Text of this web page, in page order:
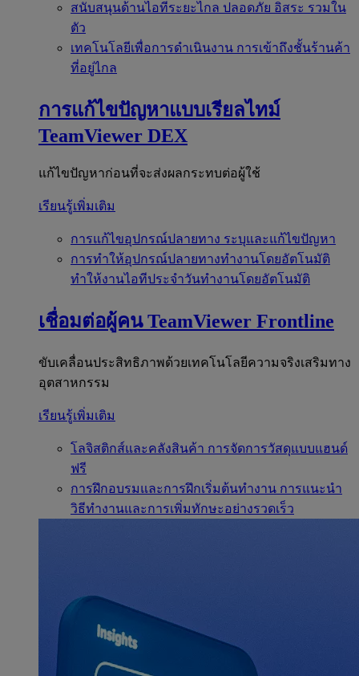
สนับสนุนด้านไอทีระยะไกล ปลอดภัย อิสระ รวมใน
ตัว
เทคโนโลยีเพื่อการดำเนินงาน การเข้าถึงชั้นร้านค้า
ที่อยู่ไกล
การแก้ไขปัญหาแบบเรียลไทม์
TeamViewer DEX
แก้ไขปัญหาก่อนที่จะส่งผลกระทบต่อผู้ใช้
เรียนรู้เพิ่มเติม
การแก้ไขอุปกรณ์ปลายทาง ระบุและแก้ไขปัญหา
การทำให้อุปกรณ์ปลายทางทำงานโดยอัตโนมัติ
ทำให้งานไอทีประจำวันทำงานโดยอัตโนมัติ
เชื่อมต่อผู้คน TeamViewer Frontline
ขับเคลื่อนประสิทธิภาพด้วยเทคโนโลยีความจริงเสริมทาง
อุตสาหกรรม
เรียนรู้เพิ่มเติม
โลจิสติกส์และคลังสินค้า การจัดการวัสดุแบบแฮนด์
ฟรี
การฝึกอบรมและการฝึกเริ่มต้นทำงาน การแนะนำ
วิธีทำงานและการเพิ่มทักษะอย่างรวดเร็ว